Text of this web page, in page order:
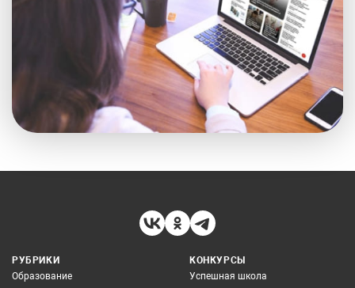
РУБРИКИ
Образование
КОНКУРСЫ
Успешная школа